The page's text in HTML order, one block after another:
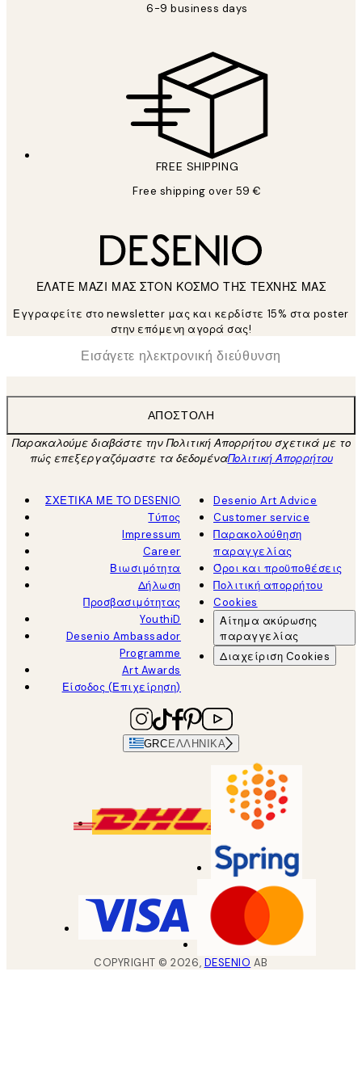
6-9 business days
FREE SHIPPING
Free shipping over 59 €
ΕΛΑΤΕ ΜΑΖΙ ΜΑΣ ΣΤΟΝ ΚΟΣΜΟ ΤΗΣ ΤΕΧΝΗΣ ΜΑΣ
Εγγραφείτε στο newsletter μας και κερδίστε 15% στα poster
στην επόμενη αγορά σας!
Ηλεκτρονική Διεύθυνση
ΑΠΟΣΤΟΛΉ
Παρακαλούμε διαβάστε την Πολιτική Απορρήτου σχετικά με το
πώς επεξεργαζόμαστε τα δεδομέναΠολιτική Απορρήτου
ΣΧΕΤΙΚΑ ΜΕ ΤΟ DESENIO
Τύπος
Impressum
Career
Βιωσιμότητα
Δήλωση
Προσβασιμότητας
YouthiD
Desenio Ambassador
Programme
Art Awards
Είσοδος (Επιχείρηση)
Desenio Art Advice
Customer service
Παρακολούθηση
παραγγελίας
Όροι και προϋποθέσεις
Πολιτική απορρήτου
Cookies
Αίτημα ακύρωσης
παραγγελίας
Διαχείριση Cookies
GRCΕΛΛΗΝΙΚΆ
COPYRIGHT ©2026, DESENIO AB